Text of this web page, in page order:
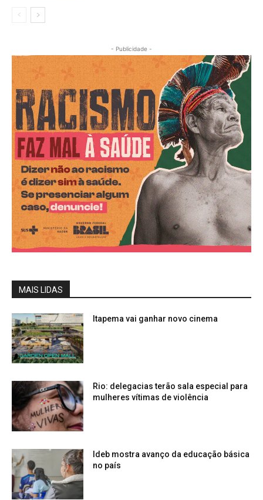
- Publicidade -
MAIS LIDAS
Itapema vai ganhar novo cinema
Rio: delegacias terão sala especial para
mulheres vítimas de violência
Ideb mostra avanço da educação básica
no país